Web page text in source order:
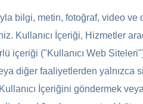
bilgi, metin, fotoğraf, video
Kullanıcı İçeriği, Hizmetler
içeriği ("Kullanıcı Web
diğer faaliyetlerden yalnızca
İçeriğini göndermek